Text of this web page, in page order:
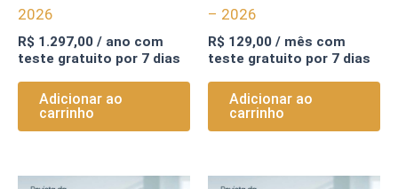
2026
R$ 1.297,00 / ano com
teste gratuito por 7 dias
Adicionar ao
carrinho
– 2026
R$ 129,00 / mês com
teste gratuito por 7 dias
Adicionar ao
carrinho